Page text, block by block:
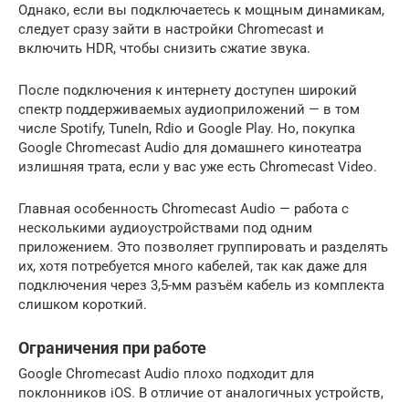
Однако, если вы подключаетесь к мощным динамикам,
следует сразу зайти в настройки Chromecast и
включить HDR, чтобы снизить сжатие звука.
После подключения к интернету доступен широкий
спектр поддерживаемых аудиоприложений — в том
числе Spotify, TuneIn, Rdio и Google Play. Но, покупка
Google Chromecast Audio для домашнего кинотеатра
излишняя трата, если у вас уже есть Chromecast Video.
Главная особенность Chromecast Audio — работа с
несколькими аудиоустройствами под одним
приложением. Это позволяет группировать и разделять
их, хотя потребуется много кабелей, так как даже для
подключения через 3,5-мм разъём кабель из комплекта
слишком короткий.
Ограничения при работе
Google Chromecast Audio плохо подходит для
поклонников iOS. В отличие от аналогичных устройств,